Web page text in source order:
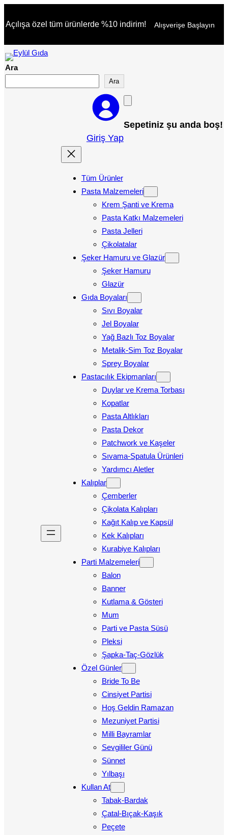
geç
Açılışa özel tüm ürünlerde %10 indirim! Alışverişe Başlayın
Ara
Ara
Giriş Yap
Sepetiniz şu anda boş!
Tüm Ürünler
Pasta Malzemeleri
Krem Şanti ve Krema
Pasta Katkı Malzemeleri
Pasta Jelleri
Çikolatalar
Şeker Hamuru ve Glazür
Şeker Hamuru
Glazür
Gıda Boyaları
Sıvı Boyalar
Jel Boyalar
Yağ Bazlı Toz Boyalar
Metalik-Sim Toz Boyalar
Sprey Boyalar
Pastacılık Ekipmanları
Duylar ve Krema Torbası
Kopatlar
Pasta Altlıkları
Pasta Dekor
Patchwork ve Kaşeler
Sıvama-Spatula Ürünleri
Yardımcı Aletler
Kalıplar
Çemberler
Çikolata Kalıpları
Kağıt Kalıp ve Kapsül
Kek Kalıpları
Kurabiye Kalıpları
Parti Malzemeleri
Balon
Banner
Kutlama & Gösteri
Mum
Parti ve Pasta Süsü
Pleksi
Şapka-Taç-Gözlük
Özel Günler
Bride To Be
Cinsiyet Partisi
Hoş Geldin Ramazan
Mezuniyet Partisi
Milli Bayramlar
Sevgililer Günü
Sünnet
Yılbaşı
Kullan At
Tabak-Bardak
Çatal-Bıçak-Kaşık
Peçete